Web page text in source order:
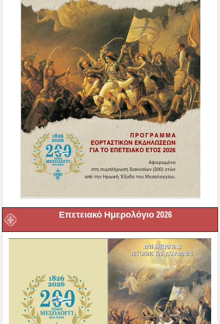
Επετειακό Ημερολόγιο 2026